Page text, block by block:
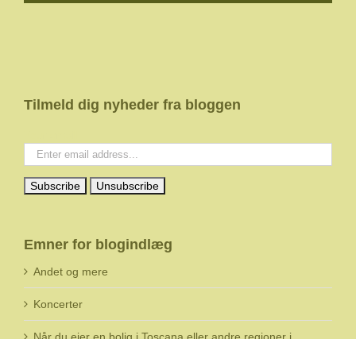
Tilmeld dig nyheder fra bloggen
Emner for blogindlæg
Andet og mere
Koncerter